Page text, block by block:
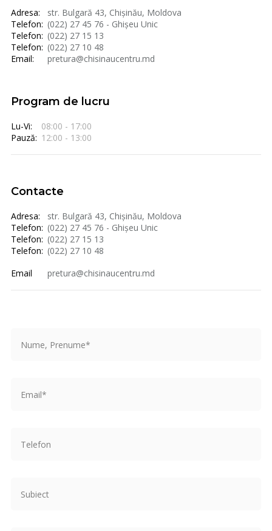
Adresa:
str. Bulgară 43, Chișinău, Moldova
Telefon: (022) 27 45 76 - Ghișeu Unic
Telefon: (022) 27 15 13
Telefon: (022) 27 10 48
Email:
pretura@chisinaucentru.md
Program de lucru
Lu-Vi:
08:00 - 17:00
Pauză: 12:00 - 13:00
Contacte
Adresa:
str. Bulgară 43, Chișinău, Moldova
Telefon: (022) 27 45 76 - Ghișeu Unic
Telefon: (022) 27 15 13
Telefon: (022) 27 10 48
Email
pretura@chisinaucentru.md